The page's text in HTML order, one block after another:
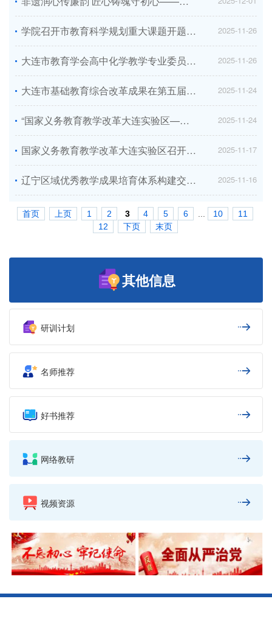
学院召开市教育科学规划重大课题开题报告会 2025-11-26
大连市教育学会高中化学教学专业委员会成立大会圆满举行 2025-11-26
大连市基础教育综合改革成果在第五届中国基础教育论坛展示交流 2025-11-24
“国家义务教育教学改革大连实验区——区域课程规划与实施”《学校课程实施方案》编制工作坊第三阶段研修活动顺利举办... 2025-11-24
国家义务教育教学改革大连实验区召开音乐学科第十场“唱奏一体化”系列教学研讨会... 2025-11-17
辽宁区域优秀教学成果培育体系构建交流研讨会在连召开 2025-11-16
首页 上页 1 2 3 4 5 6 ... 10
11
12
下页 末页
其他信息
研训计划
名师推荐
好书推荐
网络教研
视频资源